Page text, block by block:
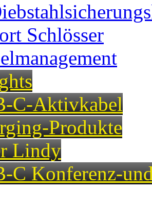
Schlösser
C-Aktivkabel
Produkte
Lindy
C Konferenz-